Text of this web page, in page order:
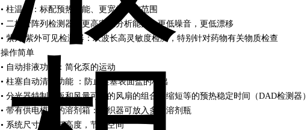
• 柱温箱：标配预热功能、更宽的温控范围
• 二极管阵列检测器：更高定性分析能力，更低噪音，更低漂移
• 紫外/紫外可见检测器：双波长高灵敏度检测，特别针对药物有关物质检查
操作简单
• 自动排液功能：简化泵的运动
• 柱塞自动清洗功能 ：防止柱塞表面盐的析出
• 分光器特制盖板和风量可调的风扇的组合：缩短等的预热稳定时间（DAD检测器）
• 带有供电模块的溶剂箱：组织器可放入多个溶剂瓶
• 系统尺寸：降低高度，节省空间